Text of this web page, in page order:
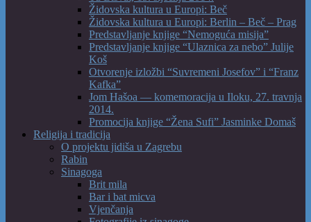
Židovska kultura u Europi: Beč
Židovska kultura u Europi: Berlin – Beč – Prag
Predstavljanje knjige “Nemoguća misija”
Predstavljanje knjige “Ulaznica za nebo” Julije
Koš
Otvorenje izložbi “Suvremeni Josefov” i “Franz
Kafka”
Jom Hašoa — komemoracija u Iloku, 27. travnja
2014.
Promocija knjige “Žena Sufi” Jasminke Domaš
Religija i tradicija
O projektu jidiša u Zagrebu
Rabin
Sinagoga
Brit mila
Bar i bat micva
Vjenčanja